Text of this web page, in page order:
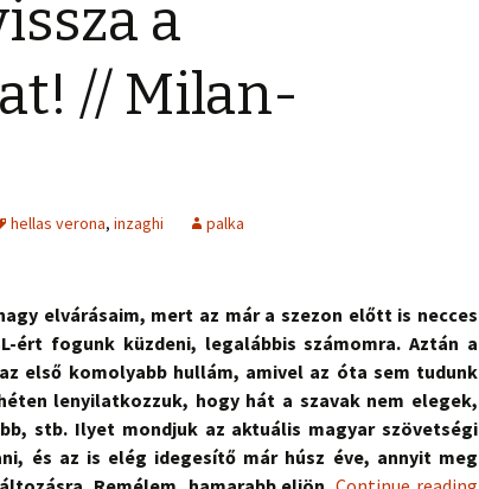
a
// Milan-
hellas verona, inzaghi palka
elvárásaim, mert az már a szezon előtt is necces
ért fogunk küzdeni, legalábbis számomra. Aztán a
első komolyabb hullám, amivel az óta sem tudunk
lenyilatkozzuk, hogy hát a szavak nem elegek,
stb. Ilyet mondjuk az aktuális magyar szövetségi
és az is elég idegesítő már húsz éve, annyit meg